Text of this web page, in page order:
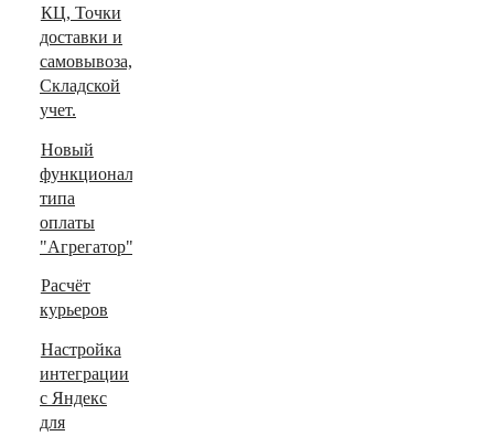
КЦ, Точки
доставки и
самовывоза,
Складской
учет.
Новый
функционал
типа
оплаты
"Агрегатор".
Расчёт
курьеров
Настройка
интеграции
с Яндекс
для